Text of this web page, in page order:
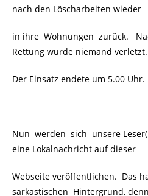
nach den Löscharbeiten wieder
in ihre Wohnungen zurück.
Rettung wurde niemand verletzt.
Der Einsatz endete um 5.00 Uhr.
Nun werden sich unsere
eine Lokalnachricht auf dieser
Webseite veröffentlichen. Das
sarkastischen Hintergrund,